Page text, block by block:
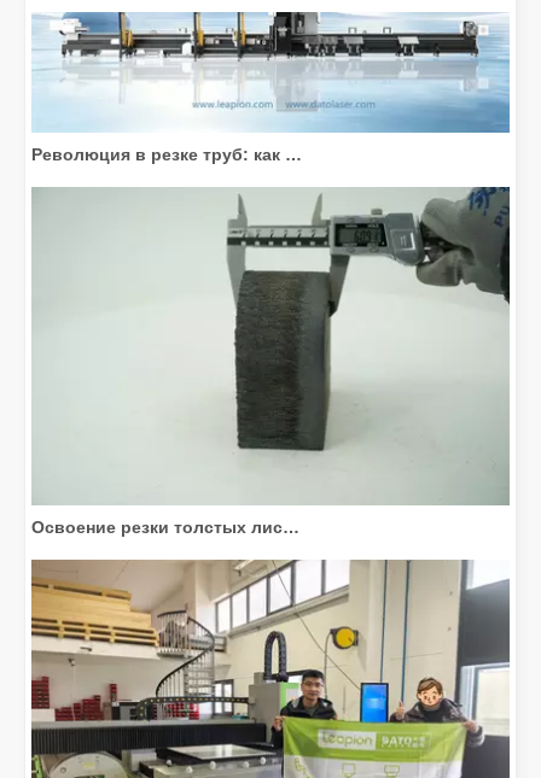
Революция в резке труб: как станки для лазерной резки труб меняют производство
Освоение резки толстых листов: как станки для волоконной лазерной резки совершают революцию в производстве